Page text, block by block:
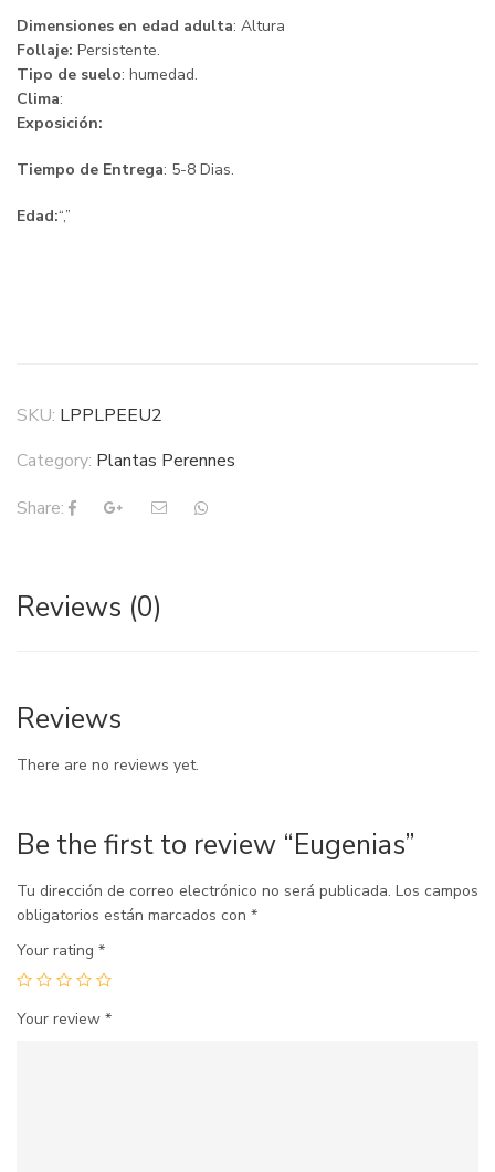
Dimensiones en edad adulta: Altura
Follaje: Persistente.
Tipo de suelo: humedad.
Clima:
Exposición:
Tiempo de Entrega: 5-8 Dias.
Edad:“,”
SKU: LPPLPEEU2
Category: Plantas Perennes
Share:
Reviews (0)
Reviews
There are no reviews yet.
Be the first to review “Eugenias”
Tu dirección de correo electrónico no será publicada. Los campos
obligatorios están marcados con *
Your rating *
Your review *